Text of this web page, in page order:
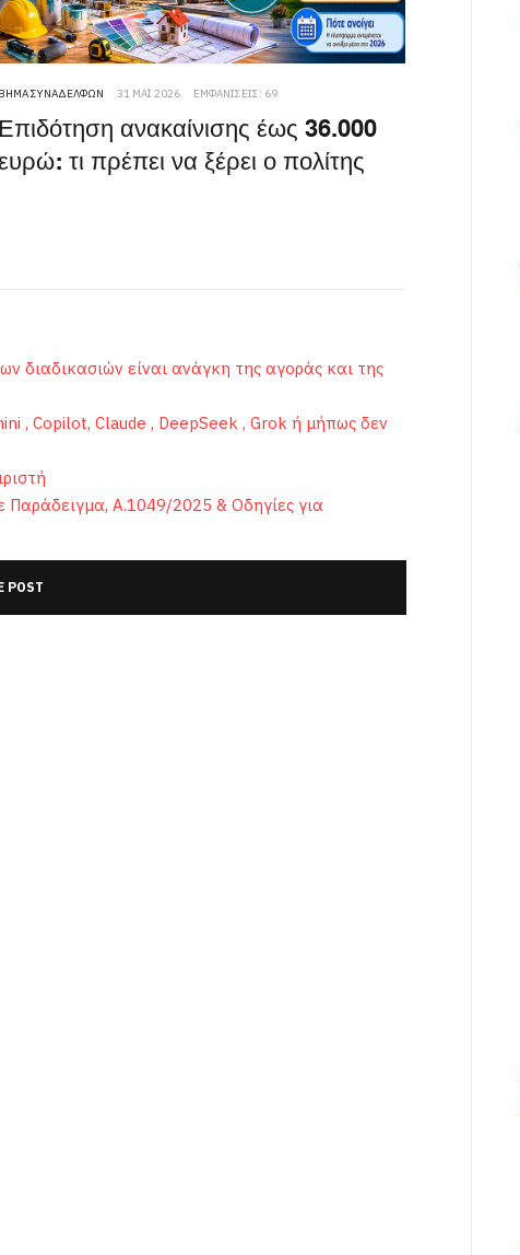
ΒΉΜΑ ΣΥΝΑΔΈΛΦΩΝ 31 ΜΆΙ 2026 ΕΜΦΑΝΊΣΕΙΣ: 69
Επιδότηση ανακαίνισης έως 36.000
τι πρέπει να ξέρει ο πολίτης
διαδικασιών είναι ανάγκη της αγοράς και της
, Copilot, Claude , DeepSeek , Grok ή μήπως δεν
Α.1049/2025 & Οδηγίες για
POST